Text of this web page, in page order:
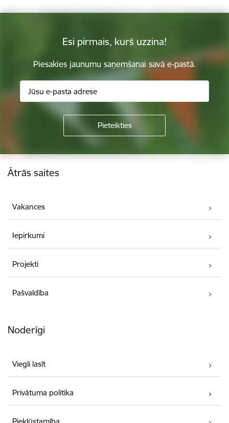
Esi pirmais, kurš uzzina!
Piesakies jaunumu saņemšanai savā e-pastā.
Kājene
Ātrās saites
Vakances
Iepirkumi
Projekti
Pašvaldība
Noderīgi
Viegli lasīt
Privātuma politika